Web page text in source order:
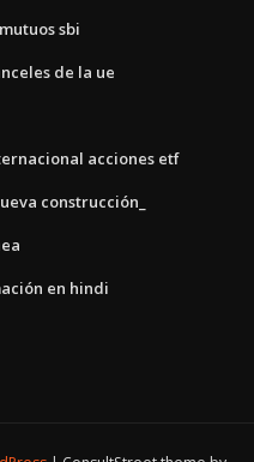
sbi
de la ue
acciones etf
construcción_
en hindi